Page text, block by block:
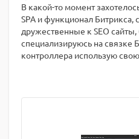
В какой-то момент
SPA и функционал Битрикса,
дружественные к SEO
специализируюсь на связке
контроллера использую